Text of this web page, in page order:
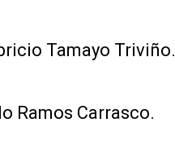
Tamayo Triviño.
Ramos Carrasco.